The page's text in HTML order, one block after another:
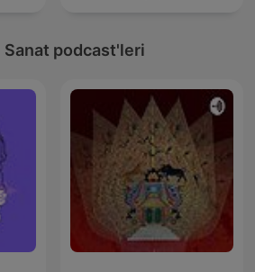
Sanat podcast'leri